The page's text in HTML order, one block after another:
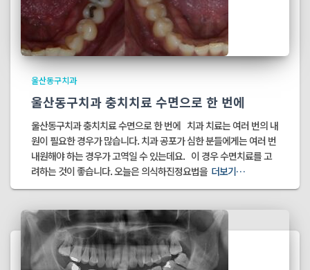
울산동구치과
울산동구치과 충치치료 수면으로 한 번에
울산동구치과 충치치료 수면으로 한 번에 치과 치료는 여러 번의 내
원이 필요한 경우가 많습니다. 치과 공포가 심한 분들에게는 여러 번
내원해야 하는 경우가 고역일 수 있는데요. 이 경우 수면치료를 고
려하는 것이 좋습니다. 오늘은 의식하진정요법을 더보기…